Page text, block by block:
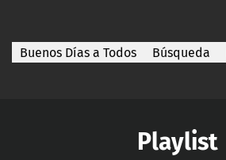
Buenos Días a Todos Búsqueda
Playlist